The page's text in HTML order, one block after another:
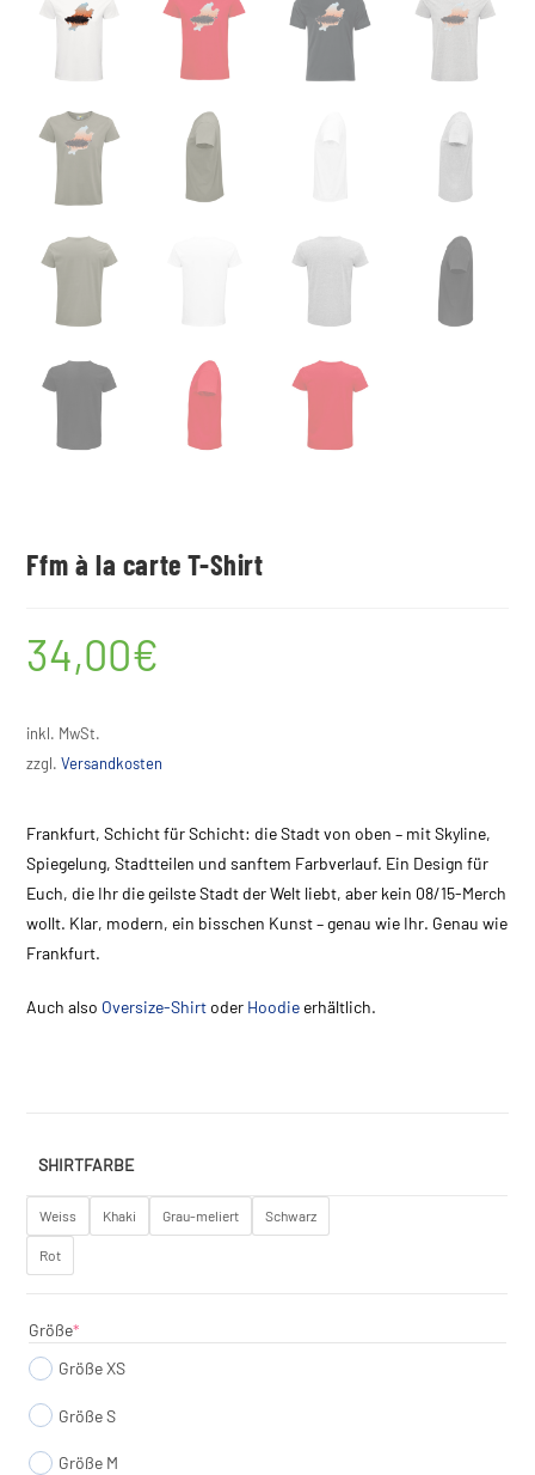
Ffm à la carte T-Shirt
34,00€
inkl. MwSt.
zzgl.Versandkosten
Frankfurt, Schicht für Schicht: die Stadt von oben – mit Skyline,
Spiegelung, Stadtteilen und sanftem Farbverlauf. Ein Design für
Euch, die Ihr die geilste Stadt der Welt liebt, aber kein 08/15-Merch
wollt. Klar, modern, ein bisschen Kunst – genau wie Ihr. Genau wie
Frankfurt.
Auch also Oversize-Shirtoder Hoodie erhältlich.
SHIRTFARBE
Weiss Khaki Grau-meliert Schwarz
Rot
Größe*
Größe XS
Größe S
Größe M